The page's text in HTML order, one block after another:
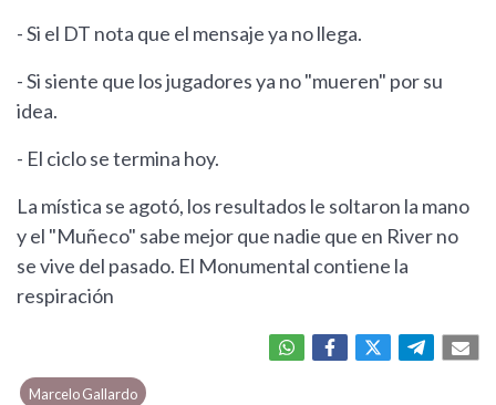
- Si el DT nota que el mensaje ya no llega.
- Si siente que los jugadores ya no "mueren" por su
idea.
- El ciclo se termina hoy.
La mística se agotó, los resultados le soltaron la mano
y el "Muñeco" sabe mejor que nadie que en River no
se vive del pasado. El Monumental contiene la
respiración
Marcelo Gallardo